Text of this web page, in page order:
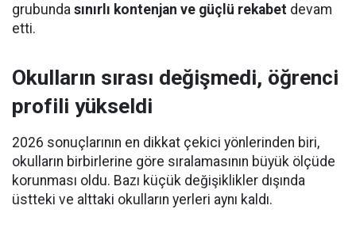
grubunda sınırlı kontenjan ve güçlü rekabet devam
etti.
Okulların sırası değişmedi, öğrenci
profili yükseldi
2026 sonuçlarının en dikkat çekici yönlerinden biri,
okulların birbirlerine göre sıralamasının büyük ölçüde
korunması oldu. Bazı küçük değişiklikler dışında
üstteki ve alttaki okulların yerleri aynı kaldı.